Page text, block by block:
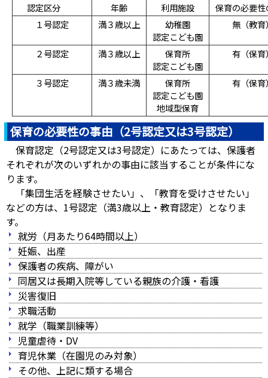
認定区分 年齢 利用施設
保育の必要
１号認定
満３歳以上
幼稚園
認定こども園
無（教育
２号認定 満３歳以上
保育所
認定こども園
有（保育
３号認定 満３歳未満
保育所
認定こども園
地域型保育
有（保育
保育の必要性の事由（2号認定又は3号認定）
保育認定（2号認定又は3号認定）にあたっては、保護者
それぞれが次のいずれかの事由に該当することが条件にな
ります。
「集団生活を経験させたい」、「教育を受けさせたい」
などの方は、1号認定（満3歳以上・教育認定）となりま
す。
就労（月あたり64時間以上）
妊娠、出産
保護者の疾病、障がい
同居又は長期入院等している親族の介護・看護
災害復旧
求職活動
就学（職業訓練等）
児童虐待・DV
育児休業（在園児のみ対象）
その他、上記に類する場合